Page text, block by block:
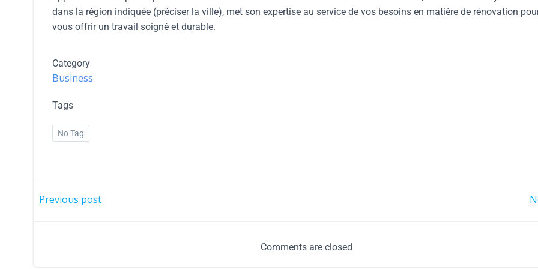
dans la région indiquée (préciser la ville), met son expertise au service de vos besoins en matière de rénovation
vous offrir un travail soigné et durable.
Category
Business
Tags
No Tag
Previous post
Comments are closed